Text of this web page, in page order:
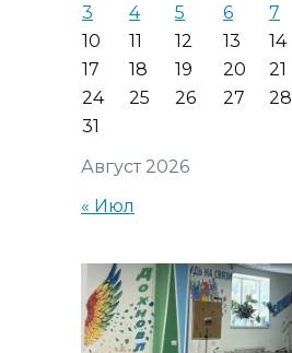
Август 2026
3
4 5 6 7
10
11 12 13 14
17
18 19 20 21
24
25 26 27 28
31
« Июл